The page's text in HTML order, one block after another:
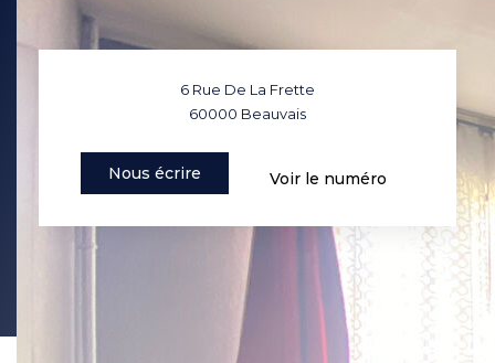
6 Rue De La Frette
60000 Beauvais
Nous écrire Voir le numéro